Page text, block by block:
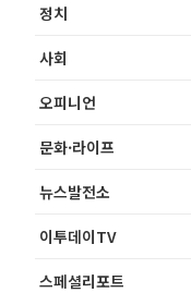
정치
사회
오피니언
문화·라이프
뉴스발전소
이투데이TV
스페셜리포트